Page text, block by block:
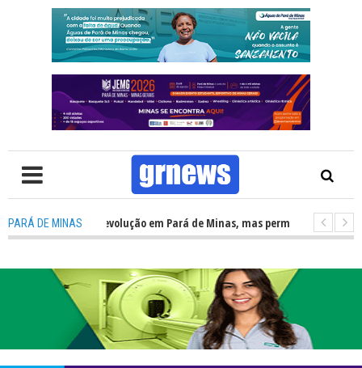
PARÁ DE MINAS
apresenta evolução em Pará de Minas, mas permanece como